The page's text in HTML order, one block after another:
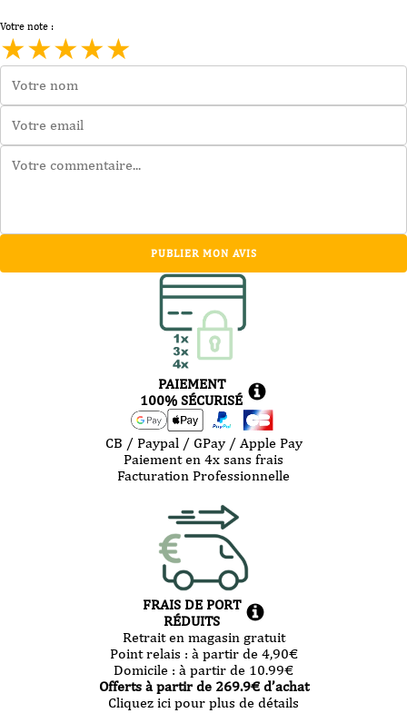
Votre note :
★★★★★
PUBLIER MON AVIS
PAIEMENT
100% SÉCURISÉ
CB / Paypal / GPay / Apple Pay
Paiement en 4x sans frais
Facturation Professionnelle
FRAIS DE PORT
RÉDUITS
Retrait en magasin gratuit
Point relais : à partir de 4,90€
Domicile : à partir de 10.99€
Offerts à partir de 269.9€ d’achat
Cliquez ici pour plus de détails